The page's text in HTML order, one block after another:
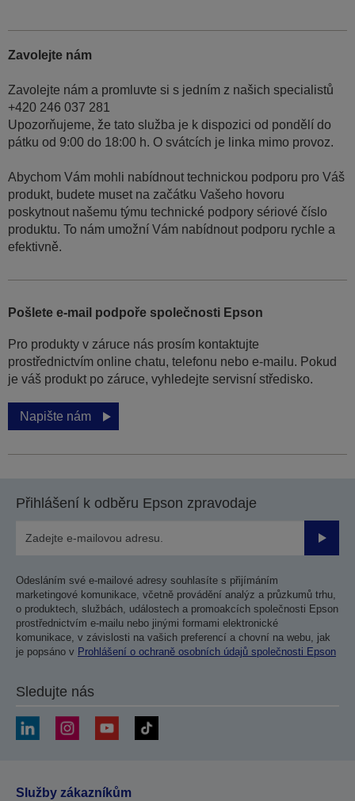
Zavolejte nám
Zavolejte nám a promluvte si s jedním z našich specialistů
+420 246 037 281
Upozorňujeme, že tato služba je k dispozici od pondělí do
pátku od 9:00 do 18:00 h. O svátcích je linka mimo provoz.
Abychom Vám mohli nabídnout technickou podporu pro Váš
produkt, budete muset na začátku Vašeho hovoru
poskytnout našemu týmu technické podpory sériové číslo
produktu. To nám umožní Vám nabídnout podporu rychle a
efektivně.
Pošlete e-mail podpoře společnosti Epson
Pro produkty v záruce nás prosím kontaktujte
prostřednictvím online chatu, telefonu nebo e-mailu. Pokud
je váš produkt po záruce, vyhledejte servisní středisko.
Napište nám
Přihlášení k odběru Epson zpravodaje
Odesláním své e-mailové adresy souhlasíte s přijímáním
marketingové komunikace, včetně provádění analýz a průzkumů trhu,
o produktech, službách, událostech a promoakcích společnosti Epson
prostřednictvím e-mailu nebo jinými formami elektronické
komunikace, v závislosti na vašich preferencí a chovní na webu, jak
je popsáno v Prohlášení o ochraně osobních údajů společnosti Epson
Sledujte nás
Služby zákazníkům